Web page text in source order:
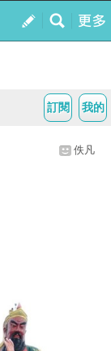
我的
訂閱
佚凡